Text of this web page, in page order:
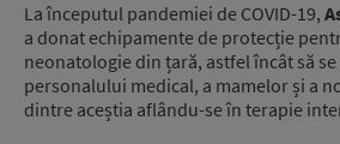
La începutul pandemiei de COVID-19,
a donat echipamente de protecție
neonatologie din țară, astfel încât să
personalului medical, a mamelor și a
dintre aceștia aflându-se în terapie